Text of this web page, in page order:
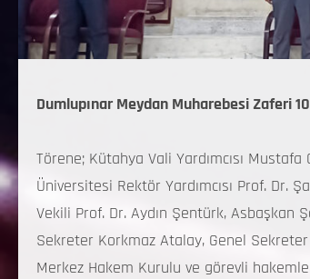
Dumlupınar Meydan Muharebesi Zaferi
Törene; Kütahya Vali Yardımcısı
Üniversitesi Rektör Yardımcısı Prof. Dr.
Vekili Prof. Dr. Aydın Şentürk, Asbaşkan
Sekreter Korkmaz Atalay, Genel Sekreter
Merkez Hakem Kurulu ve görevli